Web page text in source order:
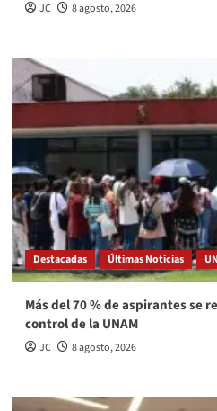
JC 8 agosto, 2026
Destacadas Últimas Noticias
Más del 70 % de aspirantes se
control de la UNAM
JC 8 agosto, 2026